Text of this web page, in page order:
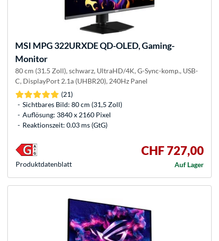
MSI MPG 322URXDE QD-OLED, Gaming-
Monitor
80 cm (31.5 Zoll), schwarz, UltraHD/4K, G-Sync-komp., USB-
C, DisplayPort 2.1a (UHBR20), 240Hz Panel
(21)
Sichtbares Bild: 80 cm (31,5 Zoll)
Auflösung: 3840 x 2160 Pixel
Reaktionszeit: 0.03 ms (GtG)
CHF 727,00
Auf Lager
Produkt­datenblatt